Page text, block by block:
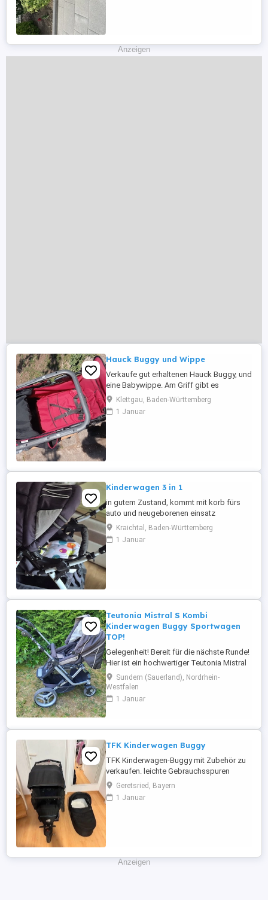
Anzeigen
Hauck Buggy und Wippe
Verkaufe gut erhaltenen Hauck Buggy, und
eine Babywippe. Am Griff gibt es
Gebrauchsspuren, sonst noch alles top.
Klettgau, Baden-Württemberg
1 Januar
Kinderwagen 3 in 1
in gutem Zustand, kommt mit korb fürs
auto und neugeborenen einsatz
Kraichtal, Baden-Württemberg
1 Januar
Teutonia Mistral S Kombi
Kinderwagen Buggy Sportwagen
TOP!
Gelegenheit! Bereit für die nächste Runde!
Hier ist ein hochwertiger Teutonia Mistral
S Kombikinderwagen von privat
abzugeben! Der Kindwagen verfügt über
ein verstellbares Sonnenverdeck und
Regenschutz, ein Sonnenschirm von
Sundern (Sauerland), Nordrhein-
Westfalen
1 Januar
TFK Kinderwagen Buggy
TFK Kinderwagen-Buggy mit Zubehör zu
verkaufen. leichte Gebrauchsspuren
vorhanden.
Geretsried, Bayern
1 Januar
Anzeigen